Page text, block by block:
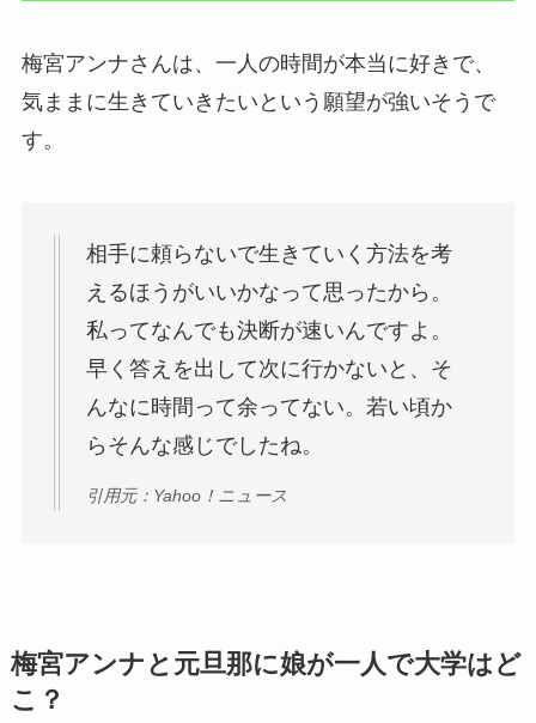
梅宮アンナさんは、一人の時間が本当に好きで、
気ままに生きていきたいという願望が強いそうで
す。
相手に頼らないで生きていく方法を考
えるほうがいいかなって思ったから。
私ってなんでも決断が速いんですよ。
早く答えを出して次に行かないと、そ
んなに時間って余ってない。若い頃か
らそんな感じでしたね。
引用元：Yahoo！ニュース
梅宮アンナと元旦那に娘が一人で大学はど
こ？